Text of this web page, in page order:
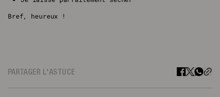
Bref, heureux !
PARTAGER L'ASTUCE